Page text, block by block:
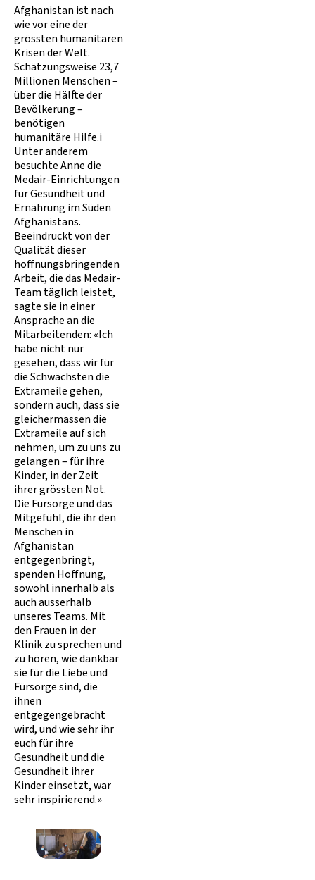
Afghanistan ist nach
wie vor eine der
grössten humanitären
Krisen der Welt.
Schätzungsweise 23,7
Millionen Menschen –
über die Hälfte der
Bevölkerung –
benötigen
humanitäre Hilfe.i
Unter anderem
besuchte Anne die
Medair-Einrichtungen
für Gesundheit und
Ernährung im Süden
Afghanistans.
Beeindruckt von der
Qualität dieser
hoffnungsbringenden
Arbeit, die das Medair-
Team täglich leistet,
sagte sie in einer
Ansprache an die
Mitarbeitenden: «Ich
habe nicht nur
gesehen, dass wir für
die Schwächsten die
Extrameile gehen,
sondern auch, dass sie
gleichermassen die
Extrameile auf sich
nehmen, um zu uns zu
gelangen – für ihre
Kinder, in der Zeit
ihrer grössten Not.
Die Fürsorge und das
Mitgefühl, die ihr den
Menschen in
Afghanistan
entgegenbringt,
spenden Hoffnung,
sowohl innerhalb als
auch ausserhalb
unseres Teams. Mit
den Frauen in der
Klinik zu sprechen und
zu hören, wie dankbar
sie für die Liebe und
Fürsorge sind, die
ihnen
entgegengebracht
wird, und wie sehr ihr
euch für ihre
Gesundheit und die
Gesundheit ihrer
Kinder einsetzt, war
sehr inspirierend.»